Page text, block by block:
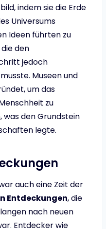
indem sie die Erde
Universums
Ideen führten zu
den
jedoch
Museen und
um das
zu
was den Grundstein
legte.
auch eine Zeit der
Entdeckungen, die
nach neuen
Entdecker wie